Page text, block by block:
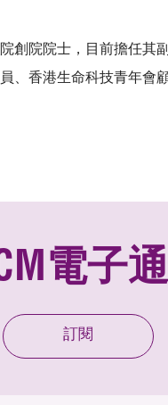
創院院士，目前擔任其
、香港生命科技青年會
電子
訂閱